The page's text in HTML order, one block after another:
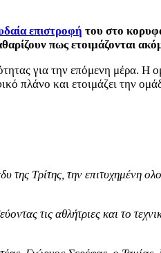
επιστροφή του στο
πως ετοιμάζονται
για την επόμενη μέρα. Η
πλάνο και ετοιμάζει την
Τρίτης, την επιτυχημένη
τις αθλήτριες και το